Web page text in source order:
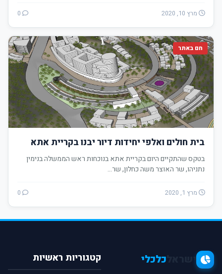
מרץ 10, 2020
חם באתר
בית חולים ואלפי יחידות דיור יבנו בקריית אתא
בטקס שהתקיים היום בקריית אתא בנוכחות ראש הממשלה בנימין
נתניהו, שר האוצר משה כחלון, שר…
מרץ 1, 2020
כלכלי קטגוריות ראשיות